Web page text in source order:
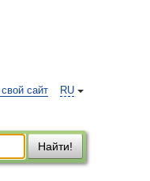
RU
сайт
Найти!